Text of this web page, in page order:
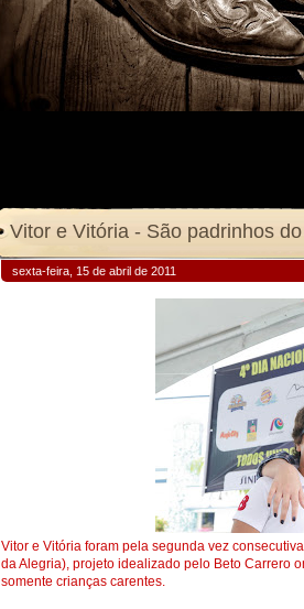
Vitor e Vitória - São padrinhos
sexta-feira, 15 de abril de 2011
Vitor e Vitória foram pela segunda vez
da Alegria), projeto idealizado pelo Beto Carrero
somente crianças carentes.